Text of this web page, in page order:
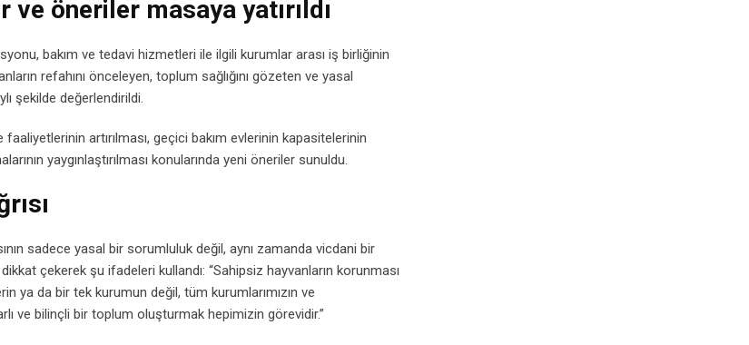
öneriler masaya yatırıldı
bakım ve tedavi hizmetleri ile ilgili kurumlar arası iş birliğinin
refahını önceleyen, toplum sağlığını gözeten ve yasal
şekilde değerlendirildi.
faaliyetlerinin artırılması, geçici bakım evlerinin kapasitelerinin
yaygınlaştırılması konularında yeni öneriler sunuldu.
sadece yasal bir sorumluluk değil, aynı zamanda vicdani bir
çekerek şu ifadeleri kullandı: “Sahipsiz hayvanların korunması
ya da bir tek kurumun değil, tüm kurumlarımızın ve
ve bilinçli bir toplum oluşturmak hepimizin görevidir.”